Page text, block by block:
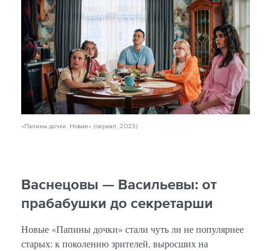
«Папины дочки. Новые» (сериал, 2023)
Васнецовы — Васильевы: от
прабабушки до секретарши
Новые «Папины дочки» стали чуть ли не популярнее
старых: к поколению зрителей, выросших на